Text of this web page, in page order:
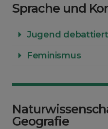
Sprache und
Jugend debattiert
Feminismus
Geografie